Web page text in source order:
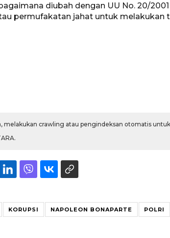
diubah dengan UU No. 20/
permufakatan jahat untuk melakukan
melakukan crawling atau pengindeksan otomatis
KORUPSI NAPOLEON BONAPARTE POLRI